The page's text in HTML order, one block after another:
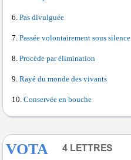
Pas divulguée
Passée volontairement sous silence
Procède par élimination
Rayé du monde des vivants
Conservée en bouche
VOTA